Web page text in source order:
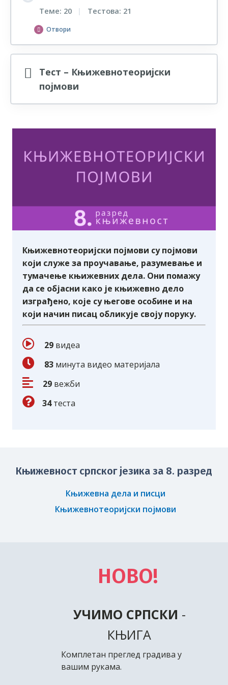
Тест – Етапе у развоју радње
Тест – Појмови драме
Тест – Структура драмске радње
Теме: 20 | Тестова: 21
Отвори
Епитет
Тест – Епитет
Поређење (компарација)
Контраст (антитеза)
Тест – Контраст (антитеза)
Хипербола
Тест – Хипербола
Градација
Метафора
Тест – Персонификација
Тест – Симбол
Тест – Алегорија
Тест – Књижевнотеоријски
појмови
Књижевнотеоријски појмови су појмови
који служе за проучавање, разумевање и
тумачење књижевних дела. Они помажу
да се објасни како је књижевно дело
изграђено, које су његове особине и на
који начин писац обликује своју поруку.
29 видеа
83 минута видео материјала
29 вежби
34теста
Књижевност српског језика за 8. разред
Књижевна дела и писци
Књижевнотеоријски појмови
НОВО!
УЧИМО СРПСКИ -
КЊИГА
Комплетан преглед градива у
вашим рукама.